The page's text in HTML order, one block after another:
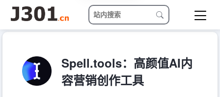
Spell.tools：高颜值AI内
容营销创作工具